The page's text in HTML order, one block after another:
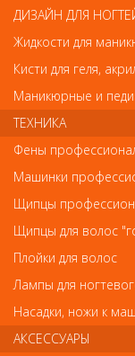
Код
Обратите
отличаться от
вида и
описанием на сайте
качества товара.
Так же
ДИЗАЙН ДЛЯ
Жидкости для
Кисти для геля,
Маникюрные и
ТЕХНИКА
Фены
Машинки
Щипцы
Щипцы для волос
Плойки для волос
Лампы для
Насадки, ножи к
АКСЕССУАРЫ